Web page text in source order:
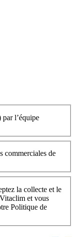
par l’équipe
commerciales de
la collecte et le
et vous
Politique de